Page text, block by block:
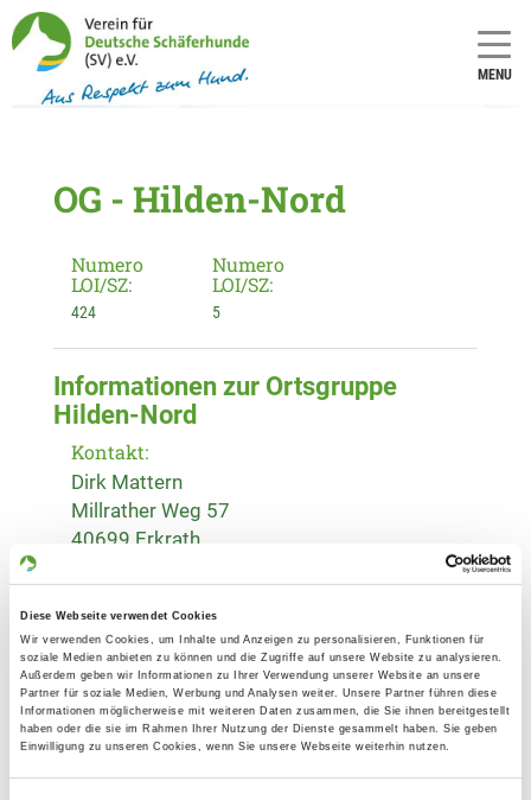
Diese Webseite verwendet Cookies
Wir verwenden Cookies, um Inhalte und Anzeigen zu personalisieren, Funktionen für
soziale Medien anbieten zu können und die Zugriffe auf unsere Website zu analysieren.
Außerdem geben wir Informationen zu Ihrer Verwendung unserer Website an unsere
Partner für soziale Medien, Werbung und Analysen weiter. Unsere Partner führen diese
Informationen möglicherweise mit weiteren Daten zusammen, die Sie ihnen bereitgestellt
haben oder die sie im Rahmen Ihrer Nutzung der Dienste gesammelt haben. Sie geben
Einwilligung zu unseren Cookies, wenn Sie unsere Webseite weiterhin nutzen.
MENU
OG - Hilden-Nord
Numero
LOI/SZ:
424
Numero
LOI/SZ:
5
Informationen zur Ortsgruppe
Hilden-Nord
Kontakt:
Dirk Mattern
Millrather Weg 57
40699 Erkrath
Übungsplatz:
Lodenheide 30
40721 Hilden
Numero di telefono:
0211 792721
E-Mail:
budima@arcor.de